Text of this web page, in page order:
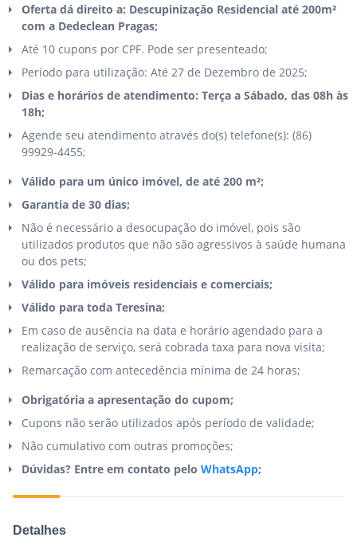
Oferta dá direito a: Descupinização Residencial até 200m²
com a Dedeclean Pragas;
Até 10 cupons por CPF. Pode ser presenteado;
Período para utilização: Até 27 de Dezembro de 2025;
Dias e horários de atendimento: Terça a Sábado, das 08h às
18h;
Agende seu atendimento através do(s) telefone(s): (86)
99929-4455;
Válido para um único imóvel, de até 200 m²;
Garantia de 30 dias;
Não é necessário a desocupação do imóvel, pois são
utilizados produtos que não são agressivos à saúde humana
ou dos pets;
Válido para imóveis residenciais e comerciais;
Válido para toda Teresina;
Em caso de ausência na data e horário agendado para a
realização de serviço, será cobrada taxa para nova visita;
Remarcação com antecedência mínima de 24 horas;
Obrigatória a apresentação do cupom;
Cupons não serão utilizados após período de validade;
Não cumulativo com outras promoções;
Dúvidas? Entre em contato pelo WhatsApp;
Detalhes